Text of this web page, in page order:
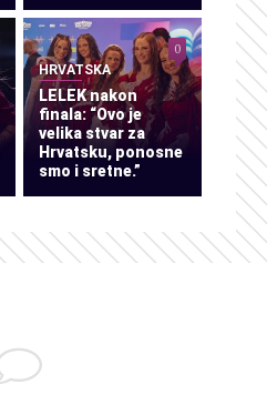
HRVATSKA
LELEK nakon
finala: “Ovo je
velika stvar za
Hrvatsku, ponosne
smo i sretne.”
0